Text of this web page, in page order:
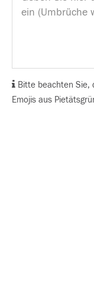
Bitte beachten Sie,
Emojis aus